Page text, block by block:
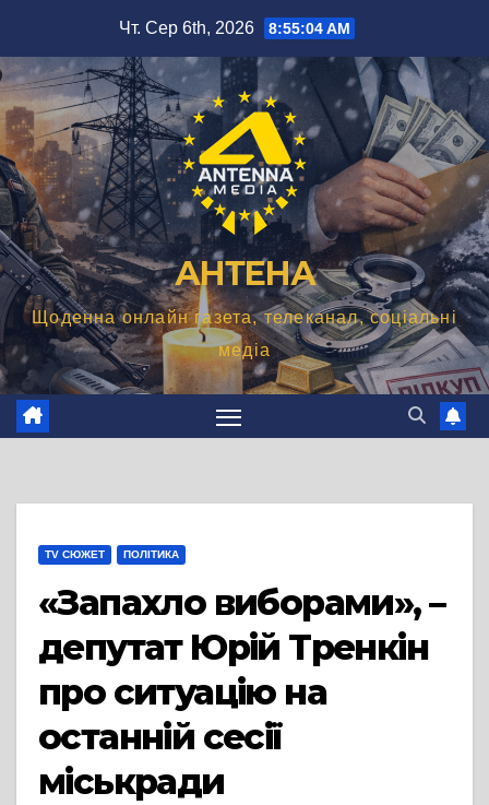
вмісту
Чт. Сер 6th, 2026 8:55:05 AM
АНТЕНА
Щоденна онлайн газета, телеканал, соціальні
медіа
TV СЮЖЕТ ПОЛІТИКА
«Запахло виборами», –
депутат Юрій Тренкін
про ситуацію на
останній сесії
міськради